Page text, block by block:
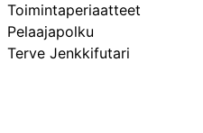
Toimintaperiaatteet
Pelaajapolku
Terve Jenkkifutari